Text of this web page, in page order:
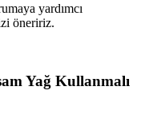
yardımcı
öneririz.
Yağ Kullanmalı